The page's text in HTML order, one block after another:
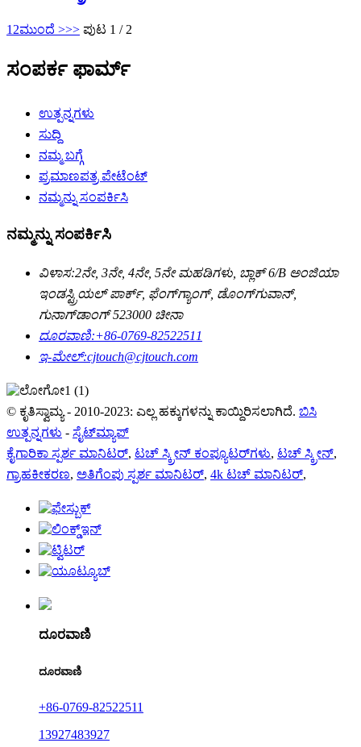
1 2ಮುಂದೆ >>> ಪುಟ 1 / 2
ಸಂಪರ್ಕ ಫಾರ್ಮ್
ಉತ್ಪನ್ನಗಳು
ಸುದ್ದಿ
ನಮ್ಮ ಬಗ್ಗೆ
ಪ್ರಮಾಣಪತ್ರ ಪೇಟೆಂಟ್
ನಮ್ಮನ್ನು ಸಂಪರ್ಕಿಸಿ
ನಮ್ಮನ್ನು ಸಂಪರ್ಕಿಸಿ
ವಿಳಾಸ:2ನೇ, 3ನೇ, 4ನೇ, 5ನೇ ಮಹಡಿಗಳು, ಬ್ಲಾಕ್ 6/B ಅಂಜಿಯಾ
ಇಂಡಸ್ಟ್ರಿಯಲ್ ಪಾರ್ಕ್, ಫೆಂಗ್‌ಗ್ಯಾಂಗ್, ಡೊಂಗ್‌ಗುವಾನ್,
ಗುನಾಗ್‌ಡಾಂಗ್ 523000 ಚೀನಾ
ದೂರವಾಣಿ:+86-0769-82522511
ಇ-ಮೇಲ್:cjtouch@cjtouch.com
© ಕೃತಿಸ್ವಾಮ್ಯ - 2010-2023: ಎಲ್ಲ ಹಕ್ಕುಗಳನ್ನು ಕಾಯ್ದಿರಿಸಲಾಗಿದೆ. ಬಿಸಿ
ಉತ್ಪನ್ನಗಳು - ಸೈಟ್‌ಮ್ಯಾಪ್
ಕೈಗಾರಿಕಾ ಸ್ಪರ್ಶ ಮಾನಿಟರ್, ಟಚ್ ಸ್ಕ್ರೀನ್ ಕಂಪ್ಯೂಟರ್‌ಗಳು, ಟಚ್ ಸ್ಕ್ರೀನ್,
ಗ್ರಾಹಕೀಕರಣ, ಅತಿಗೆಂಪು ಸ್ಪರ್ಶ ಮಾನಿಟರ್, 4k ಟಚ್ ಮಾನಿಟರ್,
ದೂರವಾಣಿ
ದೂರವಾಣಿ
+86-0769-82522511
13927483927